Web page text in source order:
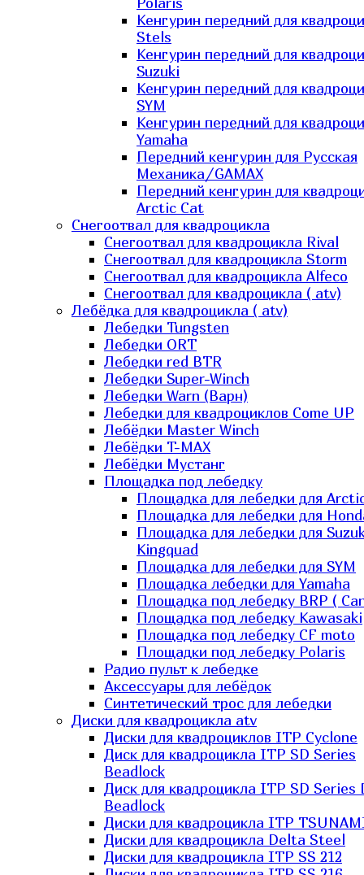
Кенгурин передний для
Stels
Кенгурин передний для
Suzuki
Кенгурин передний для
SYM
Кенгурин передний для
Yamaha
Передний кенгурин для Русская
Механика/GAMAX
Передний кенгурин для
Arctic Cat
Снегоотвал для квадроцикла
Снегоотвал для квадроцикла Rival
Снегоотвал для квадроцикла Storm
Снегоотвал для квадроцикла Alfeco
Снегоотвал для квадроцикла ( atv)
Лебёдка для квадроцикла ( atv)
Лебедки Tungsten
Лебедки ORT
Лебедки red BTR
Лебедки Super-Winch
Лебедки Warn (Варн)
Лебедки для квадроциклов Come UP
Лебёдки Master Winch
Лебёдки T-MAX
Лебёдки Мустанг
Площадка под лебедку
Площадка для лебедки для
Площадка для лебедки для
Площадка для лебедки для
Kingquad
Площадка для лебедки для SYM
Площадка лебедки для Yamaha
Площадка под лебедку BRP (
Площадка под лебедку Kawasaki
Площадка под лебедку СF moto
Площадки под лебедку Polaris
Радио пульт к лебедке
Аксессуары для лебёдок
Синтетический трос для лебедки
Диски для квадроцикла atv
Диски для квадроциклов ITP Cyclone
Диск для квадроцикла ITP SD Series
Beadlock
Диск для квадроцикла ITP SD Series
Beadlock
Диски для квадроцикла ITP
Диски для квадроцикла Delta Steel
Диски для квадроцикла ITP SS 212